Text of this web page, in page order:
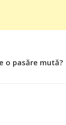
o pasăre mută?